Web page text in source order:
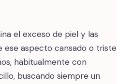
el exceso de piel y las
ese aspecto cansado o triste
habitualmente con
buscando siempre un